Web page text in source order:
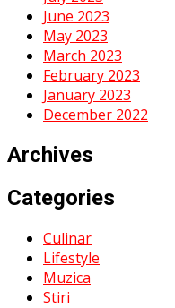
June 2023
May 2023
March 2023
February 2023
January 2023
December 2022
Archives
Categories
Culinar
Lifestyle
Muzica
Stiri